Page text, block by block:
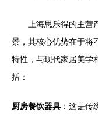
上海思乐得的主
景，其核心优势在于将
特性，与现代家居美学
括：
厨房餐饮器具 ：这是